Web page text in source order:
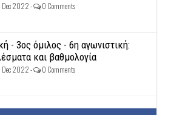
Dec 2022 - 0 Comments
- 3ος όμιλος - 6η αγωνιστική:
και βαθμολογία
Dec 2022 - 0 Comments